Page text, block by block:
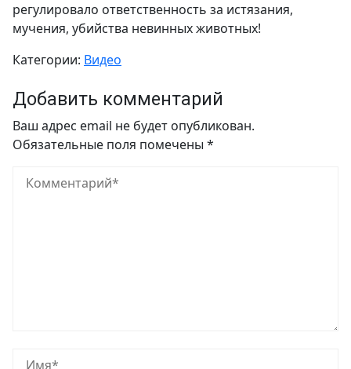
регулировало ответственность за истязания,
мучения, убийства невинных животных!
Категории: Видео
Добавить комментарий
Ваш адрес email не будет опубликован.
Обязательные поля помечены *